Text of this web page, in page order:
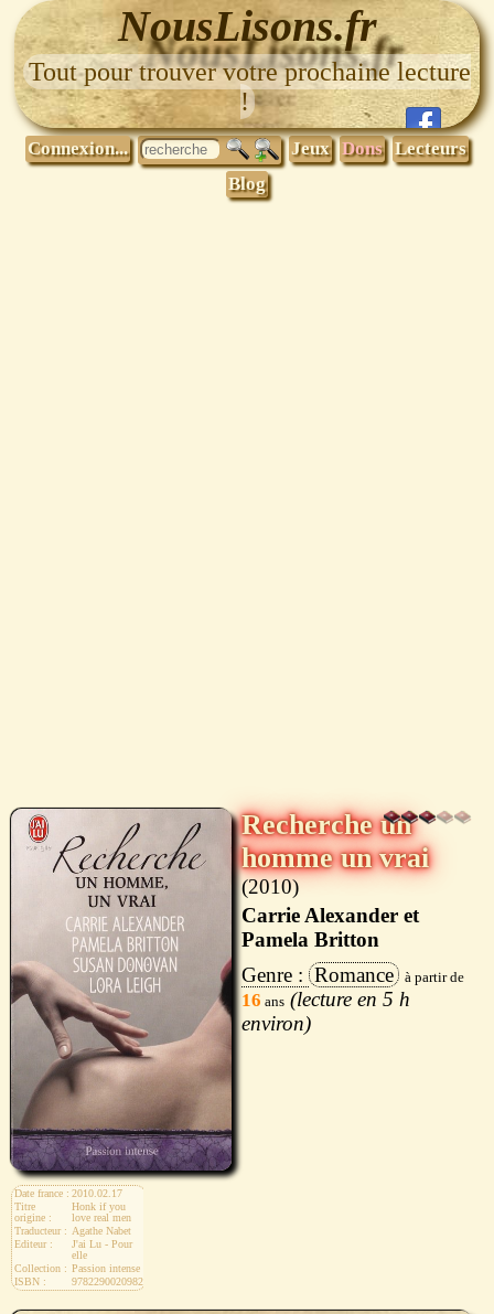
NousLisons.fr
Tout pour trouver votre prochaine lecture
!
Connexion... Jeux Dons Lecteurs
Blog
Date france : 2010.02.17
Titre
origine :
Honk if you
love real men
Traducteur : Agathe Nabet
Editeur :
J'ai Lu - Pour
elle
Collection : Passion intense
ISBN :
9782290020982
Recherche un
homme un vrai
2010
Carrie Alexander et
Pamela Britton
Romance
16 5 h